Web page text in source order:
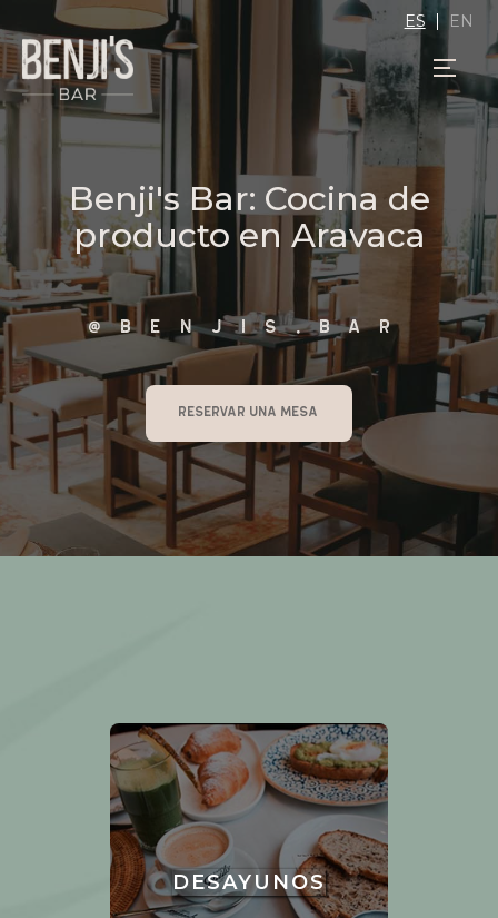
ES EN
Benji's Bar: Cocina de
producto en Aravaca
@benjis.baR
RESERVAR UNA MESA
DESAYUNOS